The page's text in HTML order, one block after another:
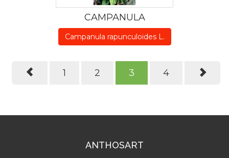
CAMPANULA
Campanula rapunculoides L.
1 2 3 4
ANTHOSART